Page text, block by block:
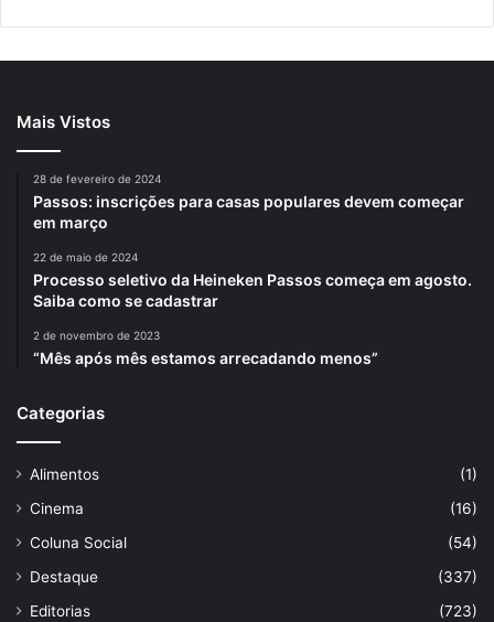
Mais Vistos
28 de fevereiro de 2024
Passos: inscrições para casas populares devem começar
em março
22 de maio de 2024
Processo seletivo da Heineken Passos começa em agosto.
Saiba como se cadastrar
2 de novembro de 2023
“Mês após mês estamos arrecadando menos”
Categorias
Alimentos
(1)
Cinema
(16)
Coluna Social
(54)
Destaque
(337)
Editorias
(723)